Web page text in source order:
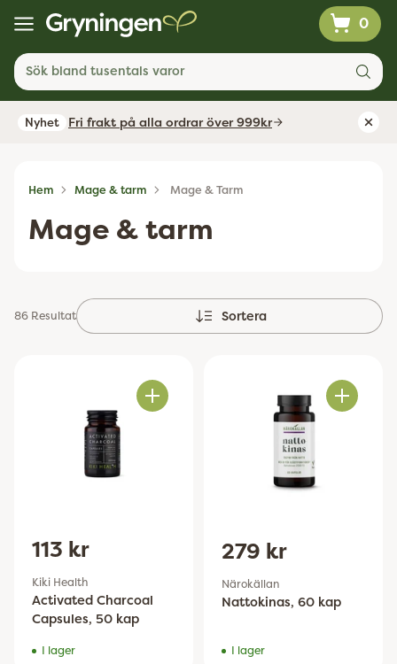
0
Sök bland tusentals varor
Nyhet Fri frakt på alla ordrar över 999kr
Hem Mage & tarm Mage & Tarm
Mage & tarm
Sortera
86 Resultat
Antal
113 kr
Kiki Health
Activated Charcoal
Capsules, 50 kap
I lager
Antal
279 kr
Närokällan
Nattokinas, 60 kap
I lager